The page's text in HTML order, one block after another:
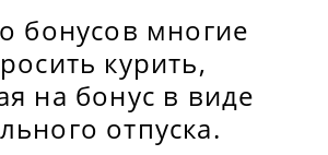
бонусов многие
курить,
на бонус в виде
отпуска.